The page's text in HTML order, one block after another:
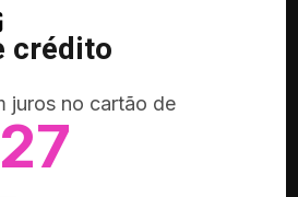
crédito
juros no cartão de